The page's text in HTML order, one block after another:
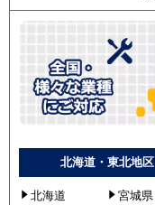
北海道・東北地区
北海道
宮城県